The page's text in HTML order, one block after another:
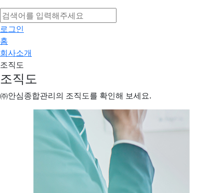
로그인
홈
회사소개
조직도
조직도
㈜안심종합관리의 조직도를 확인해 보세요.